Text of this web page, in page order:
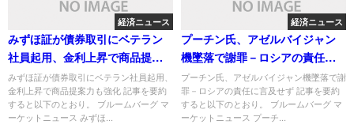
経済ニュース
みずほ証が債券取引にベテラン
社員起用、金利上昇で商品提案
力も強化
みずほ証が債券取引にベテラン社員起用、
金利上昇で商品提案力も強化 記事を要約
すると以下のとおり。 ブルームバーグ マ
ーケットニュース みずほ...
経済ニュース
プーチン氏、アゼルバイジャン
機墜落で謝罪－ロシアの責任に
言及せず
プーチン氏、アゼルバイジャン機墜落で謝
罪－ロシアの責任に言及せず 記事を要約
すると以下のとおり。 ブルームバーグ マ
ーケットニュース プーチ...